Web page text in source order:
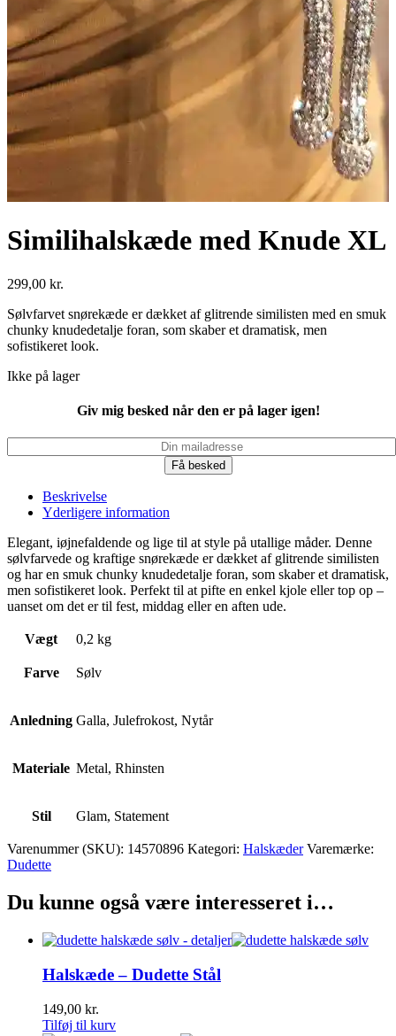
Similihalskæde med Knude XL
299,00 kr.
Sølvfarvet snørekæde er dækket af glitrende similisten med en smuk
chunky knudedetalje foran, som skaber et dramatisk, men
sofistikeret look.
Ikke på lager
Giv mig besked når den er på lager igen!
Få besked
Beskrivelse
Yderligere information
Elegant, iøjnefaldende og lige til at style på utallige måder. Denne
sølvfarvede og kraftige snørekæde er dækket af glitrende similisten
og har en smuk chunky knudedetalje foran, som skaber et dramatisk,
men sofistikeret look. Perfekt til at pifte en enkel kjole eller top op –
uanset om det er til fest, middag eller en aften ude.
Vægt 0,2 kg
Farve Sølv
Anledning Galla, Julefrokost, Nytår
Materiale Metal, Rhinsten
Stil Glam, Statement
Varenummer (SKU): 14570896 Kategori: Halskæder Varemærke:
Dudette
Du kunne også være interesseret i…
Halskæde – Dudette Stål
149,00 kr.
Tilføj til kurv